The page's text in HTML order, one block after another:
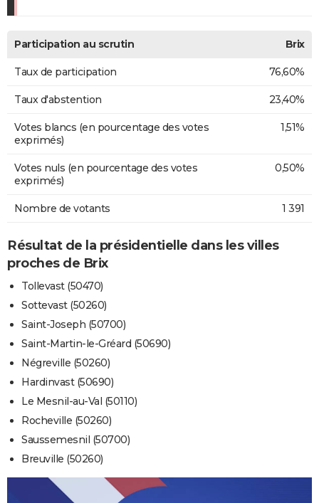
Participation au scrutin Brix
Taux de participation 76,60%
Taux d'abstention 23,40%
Votes blancs (en pourcentage des votes
exprimés)
1,51%
Votes nuls (en pourcentage des votes
exprimés)
0,50%
Nombre de votants 1 391
Résultat de la présidentielle dans les villes
proches de Brix
Tollevast (50470)
Sottevast (50260)
Saint-Joseph (50700)
Saint-Martin-le-Gréard (50690)
Négreville (50260)
Hardinvast (50690)
Le Mesnil-au-Val (50110)
Rocheville (50260)
Saussemesnil (50700)
Breuville (50260)